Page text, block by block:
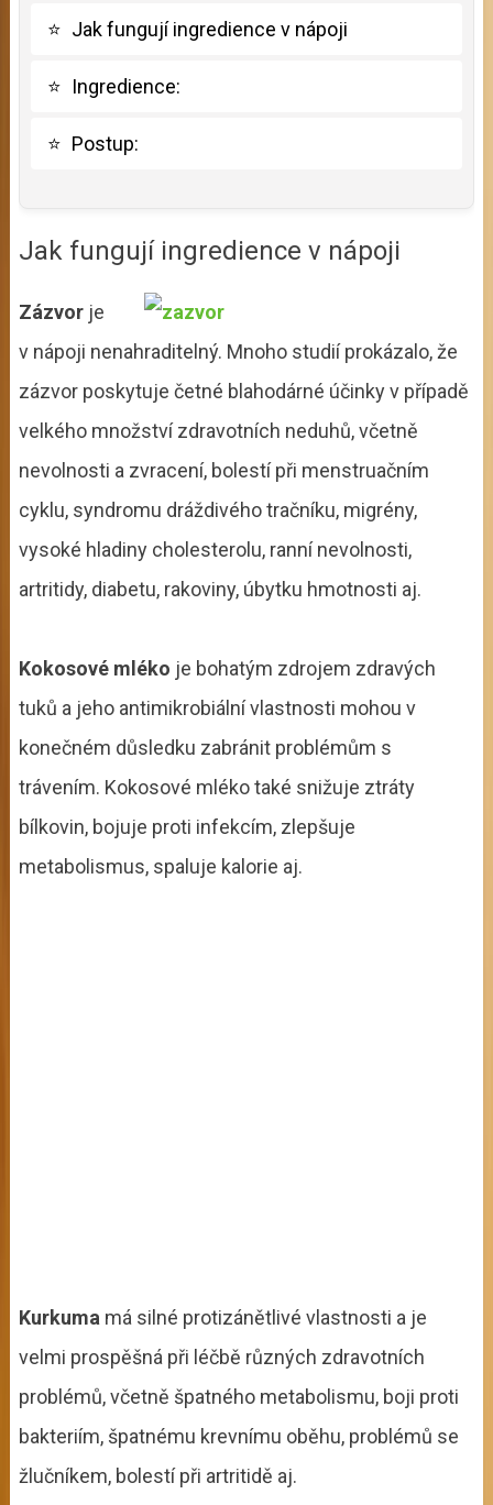
⭐ Jak fungují ingredience v nápoji
⭐ Ingredience:
⭐ Postup:
Jak fungují ingredience v nápoji
Zázvorje
v nápoji nenahraditelný. Mnoho studií prokázalo, že
zázvor poskytuje četné blahodárné účinky v případě
velkého množství zdravotních neduhů, včetně
nevolnosti a zvracení, bolestí při menstruačním
cyklu, syndromu dráždivého tračníku, migrény,
vysoké hladiny cholesterolu, ranní nevolnosti,
artritidy, diabetu, rakoviny, úbytku hmotnosti aj.
Kokosové mléko je bohatým zdrojem zdravých
tuků a jeho antimikrobiální vlastnosti mohou v
konečném důsledku zabránit problémům s
trávením. Kokosové mléko také snižuje ztráty
bílkovin, bojuje proti infekcím, zlepšuje
metabolismus, spaluje kalorie aj.
Kurkuma má silné protizánětlivé vlastnosti a je
velmi prospěšná při léčbě různých zdravotních
problémů, včetně špatného metabolismu, boji proti
bakteriím, špatnému krevnímu oběhu, problémů se
žlučníkem, bolestí při artritidě aj.